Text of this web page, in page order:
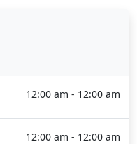
12:00 am - 12:00 am
12:00 am - 12:00 am